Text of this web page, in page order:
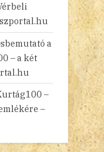
a
– a két
–
–